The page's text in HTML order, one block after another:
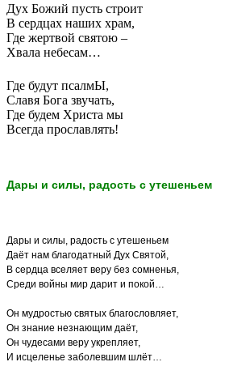
Дух Божий пусть строит
В сердцах наших храм,
Где жертвой святою –
Хвала небесам…
Где будут псалмЫ,
Славя Бога звучать,
Где будем Христа мы
Всегда прославлять!
Дары и силы, радость с утешеньем
Дары и силы, радость с утешеньем
Даёт нам благодатный Дух Святой,
В сердца вселяет веру без сомненья,
Среди войны мир дарит и покой…
Он мудростью святых благословляет,
Он знание незнающим даёт,
Он чудесами веру укрепляет,
И исцеленье заболевшим шлёт…